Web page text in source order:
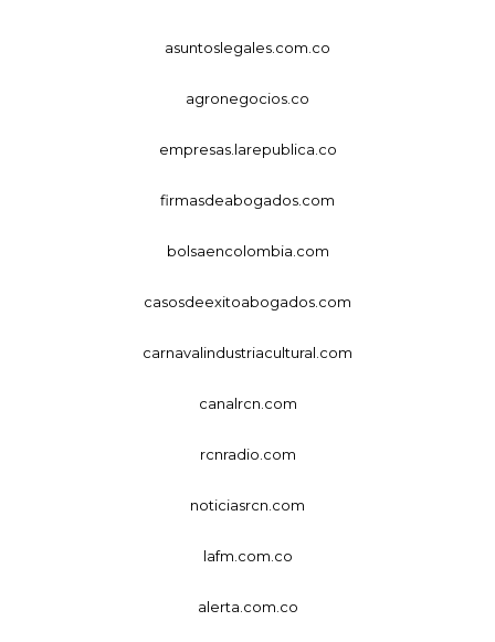
asuntoslegales.com.co
agronegocios.co
empresas.larepublica.co
firmasdeabogados.com
bolsaencolombia.com
casosdeexitoabogados.com
carnavalindustriacultural.com
canalrcn.com
rcnradio.com
noticiasrcn.com
lafm.com.co
alerta.com.co